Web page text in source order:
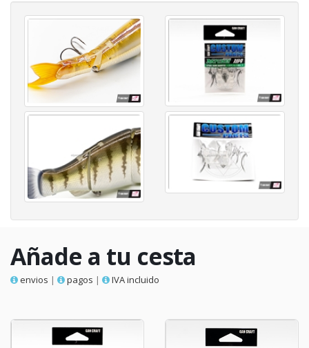
Añade a tu cesta
envios | pagos | IVA incluido